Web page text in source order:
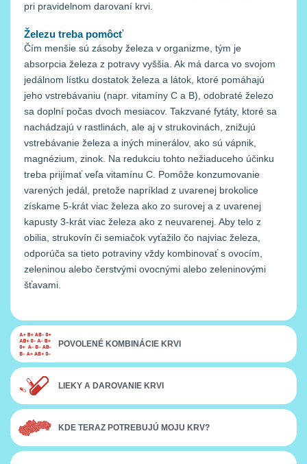
pri pravidelnom darovaní krvi.
Železu treba pomôcť
Čím menšie sú zásoby železa v organizme, tým je
absorpcia železa z potravy vyššia. Ak má darca vo svojom
jedálnom lístku dostatok železa a látok, ktoré pomáhajú
jeho vstrebávaniu (napr. vitamíny C a B), odobraté železo
sa doplní počas dvoch mesiacov. Takzvané fytáty, ktoré sa
nachádzajú v rastlinách, ale aj v strukovinách, znižujú
vstrebávanie železa a iných minerálov, ako sú vápnik,
magnézium, zinok. Na redukciu tohto nežiaduceho účinku
treba prijímať veľa vitamínu C. Pomôže konzumovanie
varených jedál, pretože napríklad z uvarenej brokolice
získame 5-krát viac železa ako zo surovej a z uvarenej
kapusty 3-krát viac železa ako z neuvarenej. Aby telo z
obilia, strukovín či semiačok vyťažilo čo najviac železa,
odporúča sa tieto potraviny vždy kombinovať s ovocím,
zeleninou alebo čerstvými ovocnými alebo zeleninovými
šťavami.
POVOLENÉ KOMBINÁCIE KRVI
LIEKY A DAROVANIE KRVI
KDE TERAZ POTREBUJÚ MOJU KRV?